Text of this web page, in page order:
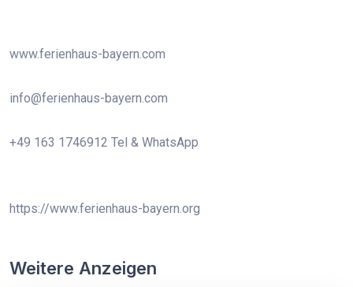
www.ferienhaus-bayern.com
info@ferienhaus-bayern.com
+49 163 1746912 Tel & WhatsApp
https://www.ferienhaus-bayern.org
Weitere Anzeigen